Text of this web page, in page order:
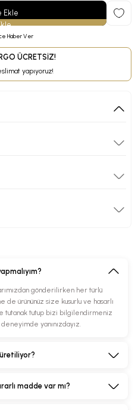
Ekle
Haber Ver
ÜCRETSİZ!
yapıyoruz!
gönderilirken her türlü
de ürününüz size kusurlu ve hasarlı
tutanak tutup bizi bilgilendirmeniz
yanınızdayız.
madde var mı?